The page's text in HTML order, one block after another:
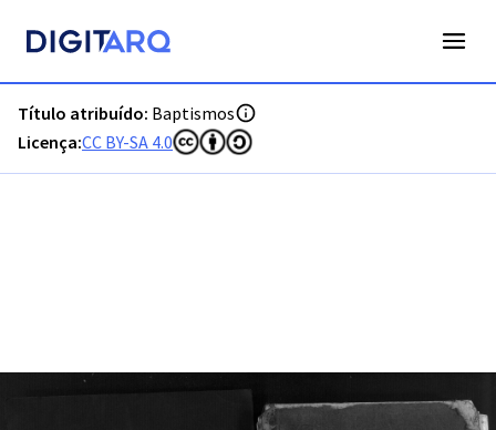
Título atribuído: Baptismos
Licença:CC BY-SA 4.0